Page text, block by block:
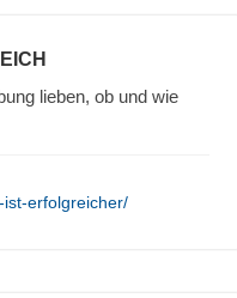
lieben, ob und wie
erfolgreicher/